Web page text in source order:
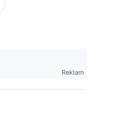
Reklam